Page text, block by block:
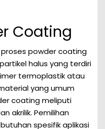
Coating
powder coating
halus yang terdiri
termoplastik atau
yang umum
coating meliputi
akrilik. Pemilihan
spesifik aplikasi